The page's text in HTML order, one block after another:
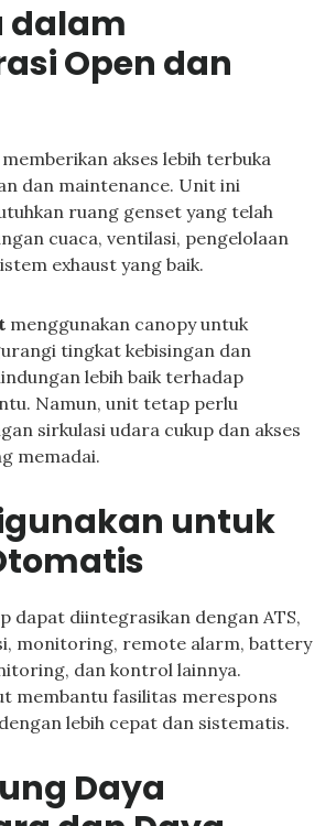
dalam
Open dan
memberikan akses lebih terbuka
dan maintenance. Unit ini
ruang genset yang telah
cuaca, ventilasi, pengelolaan
exhaust yang baik.
menggunakan canopy untuk
tingkat kebisingan dan
lebih baik terhadap
Namun, unit tetap perlu
sirkulasi udara cukup dan akses
memadai.
untuk
dapat diintegrasikan dengan ATS,
monitoring, remote alarm, battery
dan kontrol lainnya.
membantu fasilitas merespons
lebih cepat dan sistematis.
Daya